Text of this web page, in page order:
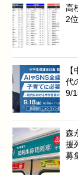
高
2
代
9/
森
援
募